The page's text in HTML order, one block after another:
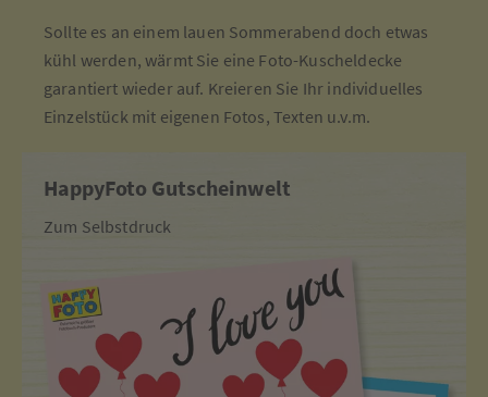
Sollte es an einem lauen Sommerabend doch etwas
kühl werden, wärmt Sie eine Foto-Kuscheldecke
garantiert wieder auf. Kreieren Sie Ihr individuelles
Einzelstück mit eigenen Fotos, Texten u.v.m.
HappyFoto Gutscheinwelt
Zum Selbstdruck